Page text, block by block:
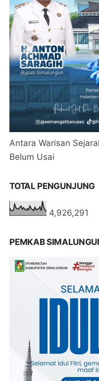
Antara Warisan
Belum Usai
TOTAL PENGUNJUNG
4,926,291
PEMKAB